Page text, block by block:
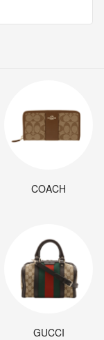
COACH
GUCCI